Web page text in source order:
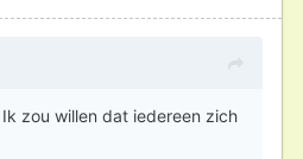
zou willen dat iedereen zich